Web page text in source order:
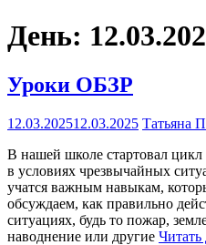
День:
Уроки ОБЗР
12.03.202512.03.2025 Татьяна
В нашей школе стартовал
в условиях чрезвычайных
учатся важным навыкам,
обсуждаем, как правильно
ситуациях, будь то пожар,
наводнение или другие